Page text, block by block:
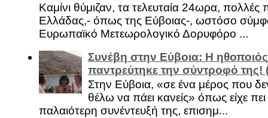
Καμίνι θύμιζαν, τα τελευταία 24ωρα, πολλές
Ελλάδας,- όπως της Εύβοιας-, ωστόσο
Ευρωπαϊκό Μετεωρολογικό Δορυφόρο ...
Συνέβη στην Εύβοια: Η
παντρεύτηκε την σύντροφό
Στην Εύβοια, «σε ένα μέρος που
θέλω να πάει κανείς» όπως είχε πει
παλαιότερη συνέντευξή της, επισημ...